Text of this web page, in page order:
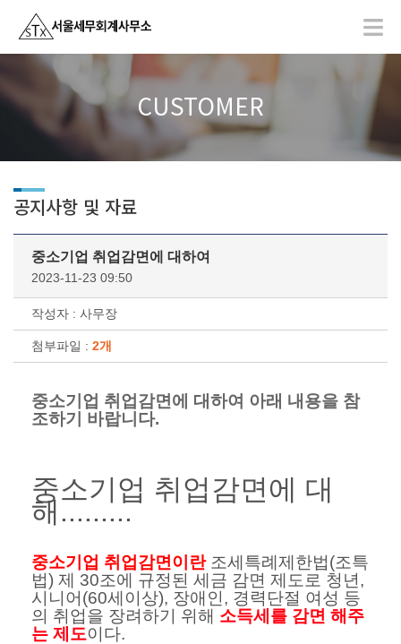
CUSTOMER
공지사항 및 자료
중소기업 취업감면에 대하여
2023-11-23 09:50
작성자 : 사무장
첨부파일 : 2개
중소기업 취업감면에 대하여 아래 내용을 참
조하기 바랍니다.
중소기업 취업감면에 대
해.........
중소기업 취업감면이란 조세특례제한법(조특
법) 제 30조에 규정된 세금 감면 제도로 청년 ,
시니어 (60세이상), 장애인, 경력단절 여성 등
의 취업을 장려하기 위해 소득세를 감면 해주
는 제도이다.